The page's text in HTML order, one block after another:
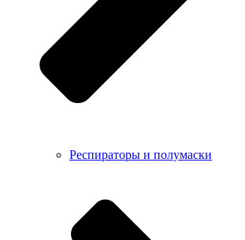
Респираторы и полумаски